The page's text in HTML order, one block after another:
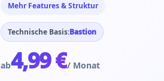
Mehr Features & Struktur
Technische Basis:Bastion
ab4,99 €/ Monat